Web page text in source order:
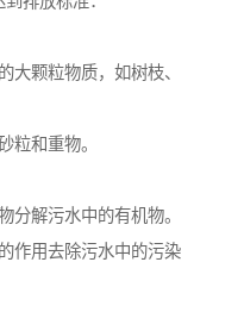
颗粒物质，如树枝、
和重物。
解污水中的有机物。
作用去除污水中的污染